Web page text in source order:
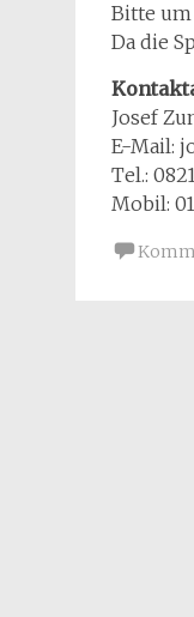
Bitte um
Da die
Josef
E-Mail:
Tel.:
Mobil: